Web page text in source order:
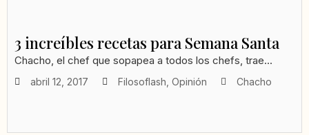
3 increíbles recetas para Semana Santa
Chacho, el chef que sopapea a todos los chefs, trae...
abril 12, 2017 Filosoflash Opinión Chacho